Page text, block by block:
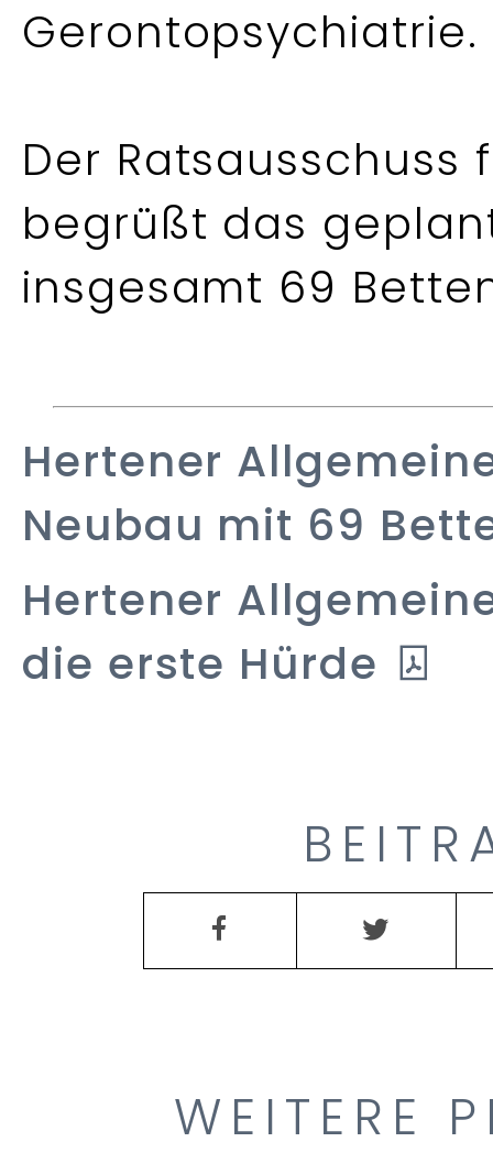
Gerontopsychiatrie.
Der
begrüßt das
insgesamt 69
Hertener
Neubau mit 69
Hertener
die erste Hürde
WEITERE